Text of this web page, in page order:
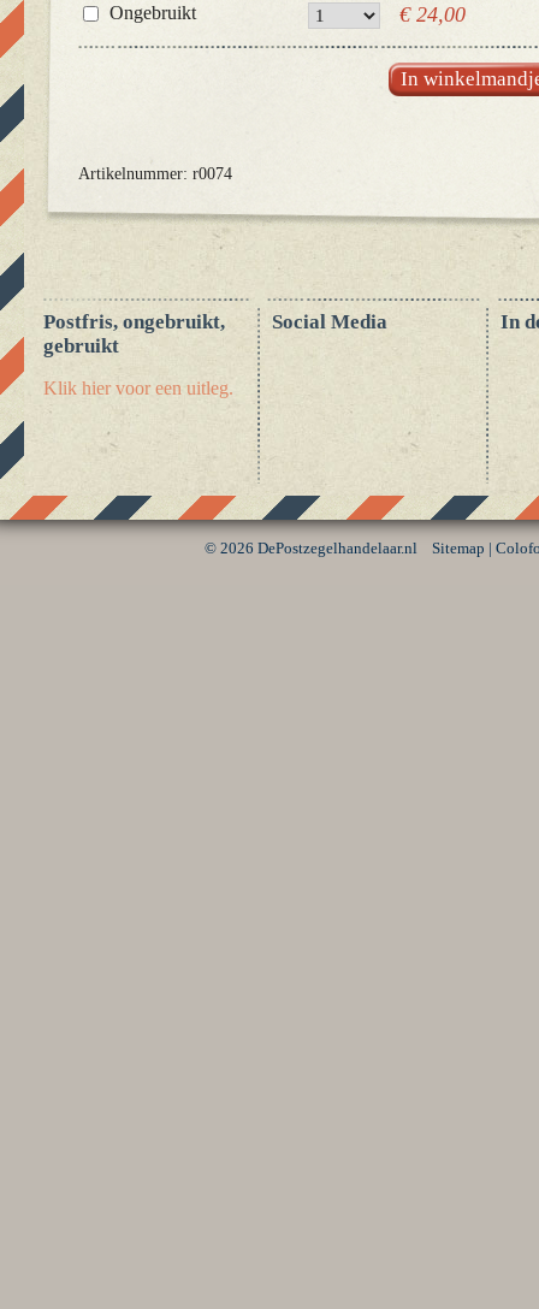
Ongebruikt € 24,00
Artikelnummer: r0074
In
Postfris, ongebruikt,
gebruikt
Klik hier voor een uitleg.
Social Media In
© 2026 DePostzegelhandelaar.nlSitemap |